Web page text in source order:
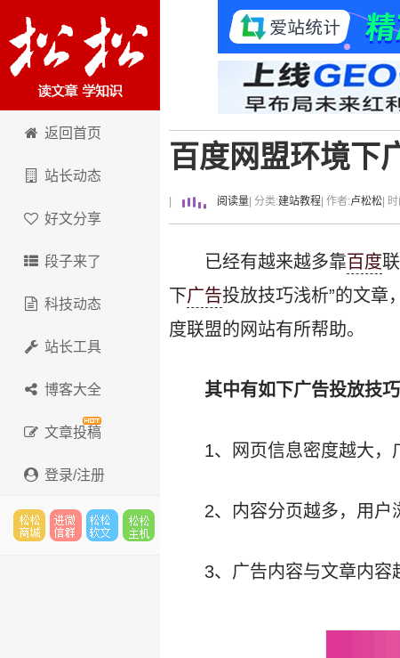
卢松松博客
返回首页
站长动态
好文分享
段子来了
科技动态
站长工具
博客大全
文章投稿
登录/注册
百度网盟环境下
阅读量 | 分类:建站教程 | 作者:卢松松 |
已经有越来越多靠百度
下广告投放技巧浅析”的文章
度联盟的网站有所帮助。
其中有如下广告投放技巧
1、网页信息密度越大，
2、内容分页越多，用户
3、广告内容与文章内容